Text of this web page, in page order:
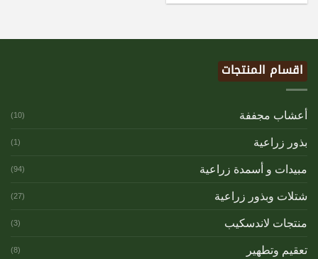
اقسام المنتجات
أعشاب مجففة (10)
بذور زراعية (1)
مبيدات و أسمدة زراعية (94)
شتلات وبذور زراعية (27)
منتجات لاندسكيب (3)
تعقيم وتطهير (8)